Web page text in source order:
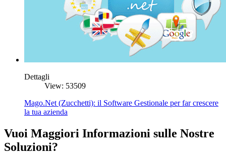
Dettagli
View: 53509
Mago.Net (Zucchetti): il Software Gestionale per far crescere
la tua azienda
Vuoi Maggiori Informazioni sulle Nostre
Soluzioni?